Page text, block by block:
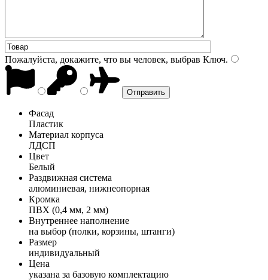
Пожалуйста, докажите, что вы человек, выбрав Ключ.
Фасад
Пластик
Материал корпуса
ЛДСП
Цвет
Белый
Раздвижная система
алюминиевая, нижнеопорная
Кромка
ПВХ (0,4 мм, 2 мм)
Внутреннее наполнение
на выбор (полки, корзины, штанги)
Размер
индивидуальный
Цена
указана за базовую комплектацию